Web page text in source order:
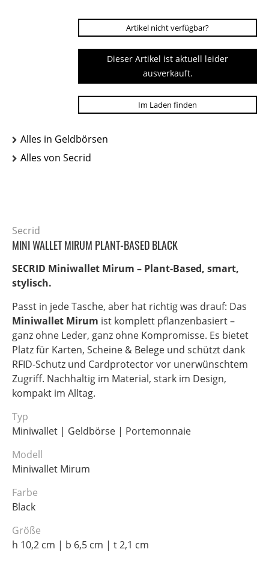
Artikel nicht verfügbar?
Dieser Artikel ist aktuell leider
ausverkauft.
Im Laden finden
Alles in Geldbörsen
Alles von Secrid
Secrid
MINI WALLET MIRUM PLANT-BASED BLACK
SECRID Miniwallet Mirum – Plant-Based, smart,
stylisch.
Passt in jede Tasche, aber hat richtig was drauf: Das
Miniwallet Mirum ist komplett pflanzenbasiert –
ganz ohne Leder, ganz ohne Kompromisse. Es bietet
Platz für Karten, Scheine & Belege und schützt dank
RFID-Schutz und Cardprotector vor unerwünschtem
Zugriff. Nachhaltig im Material, stark im Design,
kompakt im Alltag.
Typ
Miniwallet | Geldbörse | Portemonnaie
Modell
Miniwallet Mirum
Farbe
Black
Größe
h 10,2 cm | b 6,5 cm | t 2,1 cm